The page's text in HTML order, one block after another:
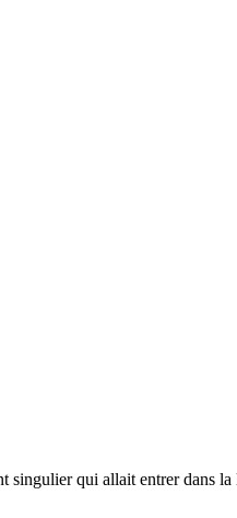
singulier qui allait entrer dans